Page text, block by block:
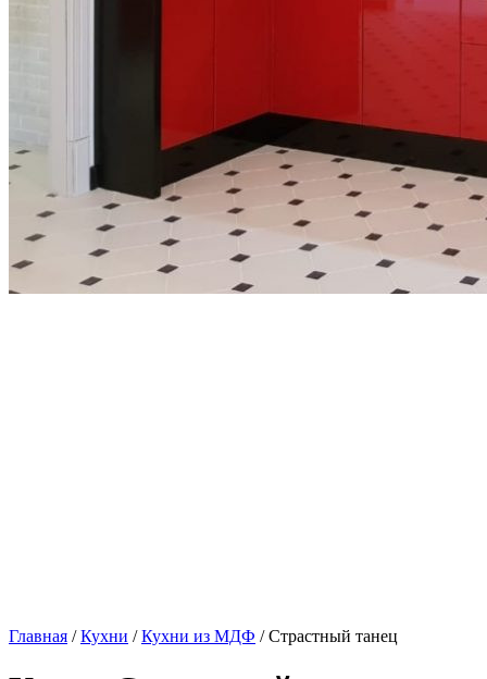
Главная /Кухни /Кухни из МДФ / Страстный танец